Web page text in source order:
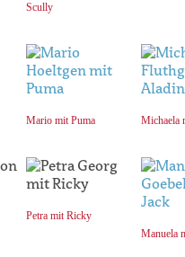
Scully
Mario mit Puma Michaela
Petra mit Ricky
Manuela